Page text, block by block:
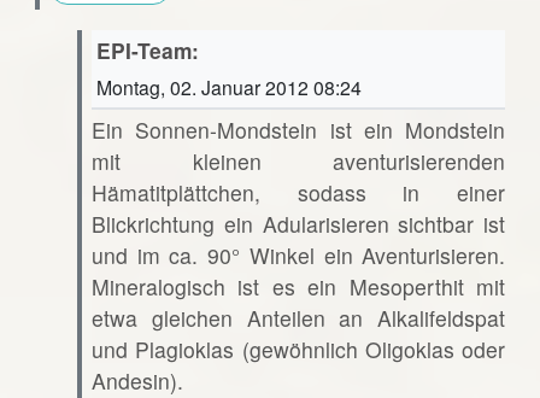
EPI-Team:
Montag, 02. Januar 2012 08:24
Ein Sonnen-Mondstein ist ein Mondstein
mit kleinen aventurisierenden
Hämatitplättchen, sodass in einer
Blickrichtung ein Adularisieren sichtbar ist
und im ca. 90° Winkel ein Aventurisieren.
Mineralogisch ist es ein Mesoperthit mit
etwa gleichen Anteilen an Alkalifeldspat
und Plagioklas (gewöhnlich Oligoklas oder
Andesin).